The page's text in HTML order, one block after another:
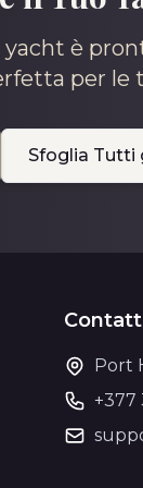
è
per le
Sfoglia Tutti
Port
+377